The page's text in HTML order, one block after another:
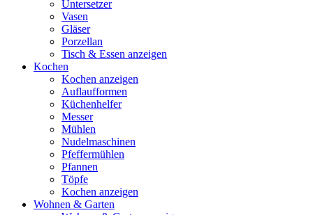
Untersetzer
Vasen
Gläser
Porzellan
Tisch & Essen anzeigen
Kochen
Kochen anzeigen
Auflaufformen
Küchenhelfer
Messer
Mühlen
Nudelmaschinen
Pfeffermühlen
Pfannen
Töpfe
Kochen anzeigen
Wohnen & Garten